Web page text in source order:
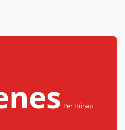
Per Hónap